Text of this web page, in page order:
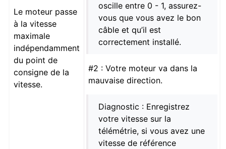
Le moteur passe
à la vitesse
maximale
indépendamment
du point de
consigne de la
vitesse.
oscille entre 0 - 1, assurez-
vous que vous avez le bon
câble et qu’il est
correctement installé.
#2 : Votre moteur va dans la
mauvaise direction.
Diagnostic : Enregistrez
votre vitesse sur la
télémétrie, si vous avez une
vitesse de référence